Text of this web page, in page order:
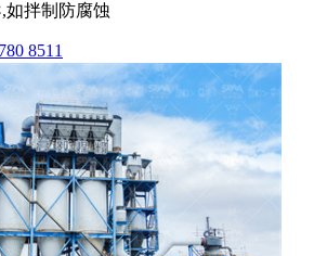
如拌制防腐蚀
8511